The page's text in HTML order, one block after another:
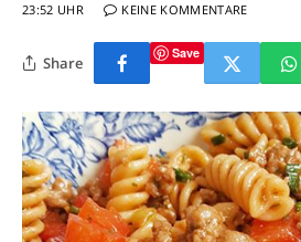
23:52 UHR
KEINE KOMMENTARE
Share Save